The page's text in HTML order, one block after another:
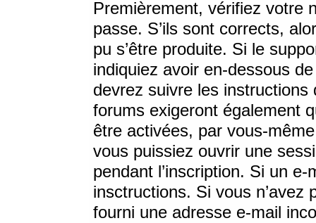
Premièrement, vérifiez votre
passe. S’ils sont corrects,
pu s’être produite. Si le
indiquiez avoir en-dessous
devrez suivre les
forums exigeront également
être activées, par vous-
vous puissiez ouvrir une
pendant l’inscription. Si un
insctructions. Si vous n’avez
fourni une adresse e-mail